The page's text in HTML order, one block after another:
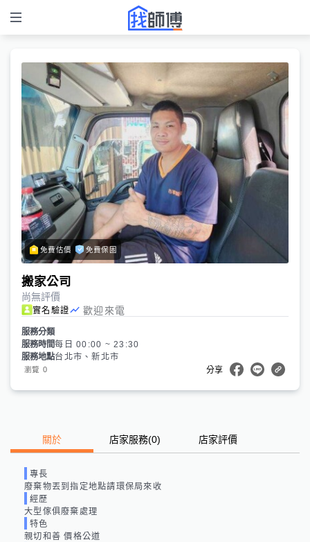
免費估價 免費保固
搬家公司
尚無評價
實名驗證 歡迎來電
服務分類
服務時間每日 00:00 ~ 23:30
服務地點台北市、新北市
瀏覽 0 分享
關於 店家服務(0) 店家評價
專長
廢棄物丟到指定地點請環保局來收
經歷
大型傢俱廢棄處理
特色
親切和善 價格公道